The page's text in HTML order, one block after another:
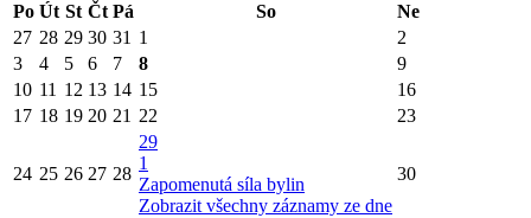
Po Út St Čt Pá So
Ne
27 28 29 30 31 1
2
3
4 5 6 7 8
9
10 11 12 13 14 15
16
17 18 19 20 21 22 23
24 25 26 27 28
29
1
Zapomenutá síla bylin
Zobrazit všechny záznamy ze dne
30